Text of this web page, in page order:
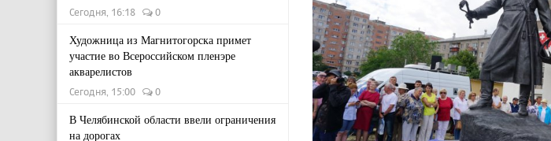
Сегодня, 16:18 0
Художница из Магнитогорска примет
участие во Всероссийском пленэре
акварелистов
Сегодня, 15:00 0
В Челябинской области ввели ограничения
на дорогах